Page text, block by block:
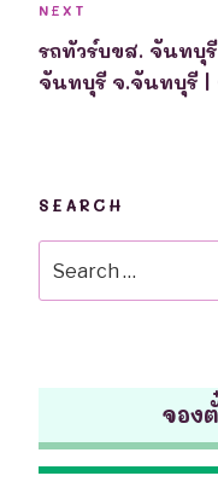
Next
Post
NEXT
รถทัวร์บขส. จันทบุ
จันทบุรี จ.จันทบุรี |
SEARCH
for:
จอง